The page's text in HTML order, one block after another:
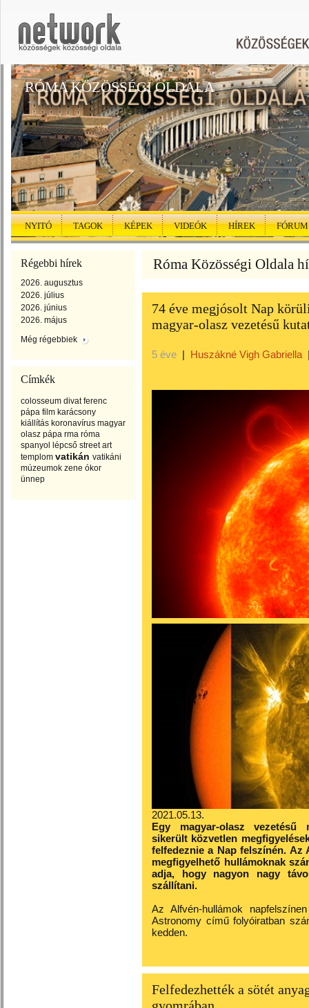
RÓMA KÖZÖSSÉGI OLDALA
NYITÓ TAGOK KÉPEK VIDEÓK HÍREK FÓRUM
Régebbi hírek
2026. augusztus
2026. július
2026. június
2026. május
Még régebbiek
Címkék
colosseum divat ferenc
pápa film karácsony
kiállítás koronavírus magyar
olasz pápa rma róma
spanyol lépcső street art
templom vatikán vatikáni
múzeumok zene ókor
ünnep
Róma Közösségi Oldala
74 éve megjósolt Nap
magyar-olasz vezetésű
5 éve | Huszákné Vigh Gabriella
2021.05.13.
Egy magyar-olasz vezetésű
sikerült közvetlen
felfedeznie a Nap felszínén. Az
megfigyelhető hullámoknak
adja, hogy nagyon nagy
szállítani.
Az Alfvén-hullámok
Astronomy című folyóiratban
kedden.
Felfedezhették a sötét